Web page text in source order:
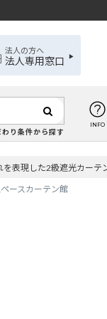
法人の方へ
法人専用窓口
わり条件から探す
INFO
表現した2級遮光カーテ
ースカーテン館